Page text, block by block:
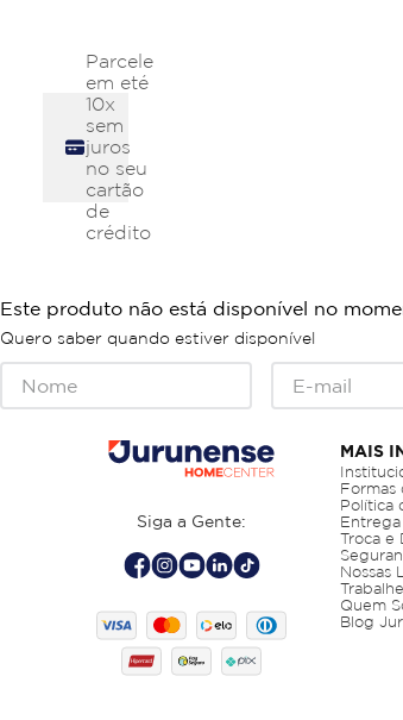
Parcele
em eté
10x
sem
juros
no seu
cartão
de
crédito
Este produto não está disponível no
Quero saber quando estiver disponível
Siga a Gente:
MAIS
Formas
Política
Troca e
Nossas
Quem
Blog